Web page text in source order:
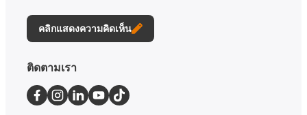
คลิกแสดงความคิดเห็น
ติดตามเรา